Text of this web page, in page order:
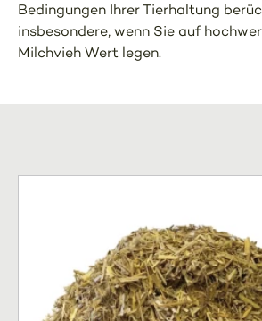
Bedingungen Ihrer Tierhaltung
insbesondere, wenn Sie auf
Milchvieh Wert legen.